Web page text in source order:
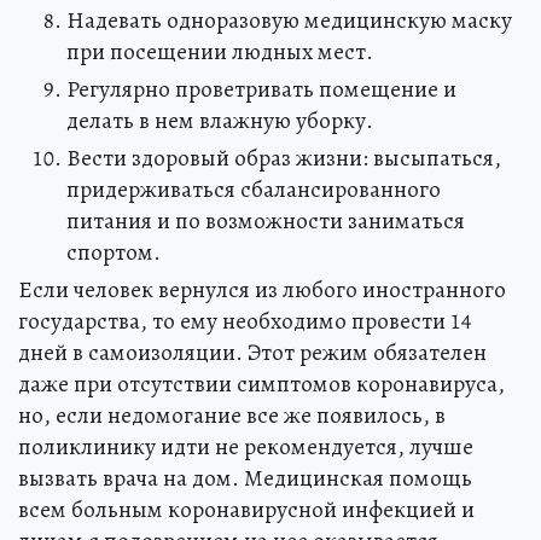
Надевать одноразовую медицинскую маску
при посещении людных мест.
Регулярно проветривать помещение и
делать в нем влажную уборку.
Вести здоровый образ жизни: высыпаться,
придерживаться сбалансированного
питания и по возможности заниматься
спортом.
Если человек вернулся из любого иностранного
государства, то ему необходимо провести 14
дней в самоизоляции. Этот режим обязателен
даже при отсутствии симптомов коронавируса,
но, если недомогание все же появилось, в
поликлинику идти не рекомендуется, лучше
вызвать врача на дом. Медицинская помощь
всем больным коронавирусной инфекцией и